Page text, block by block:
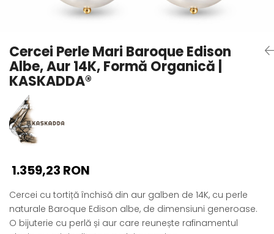
Seturi Perle cu Argint
Pandantive cu Perle
Brose cu Perle
Cercei Perle Mari Baroque Edison
Albe, Aur 14K, Formă Organică |
KASKADDA®
1.359,23 RON
Cercei cu tortiță închisă din aur galben de 14K, cu perle
naturale Baroque Edison albe, de dimensiuni generoase.
O bijuterie cu perlă și aur care reunește rafinamentul